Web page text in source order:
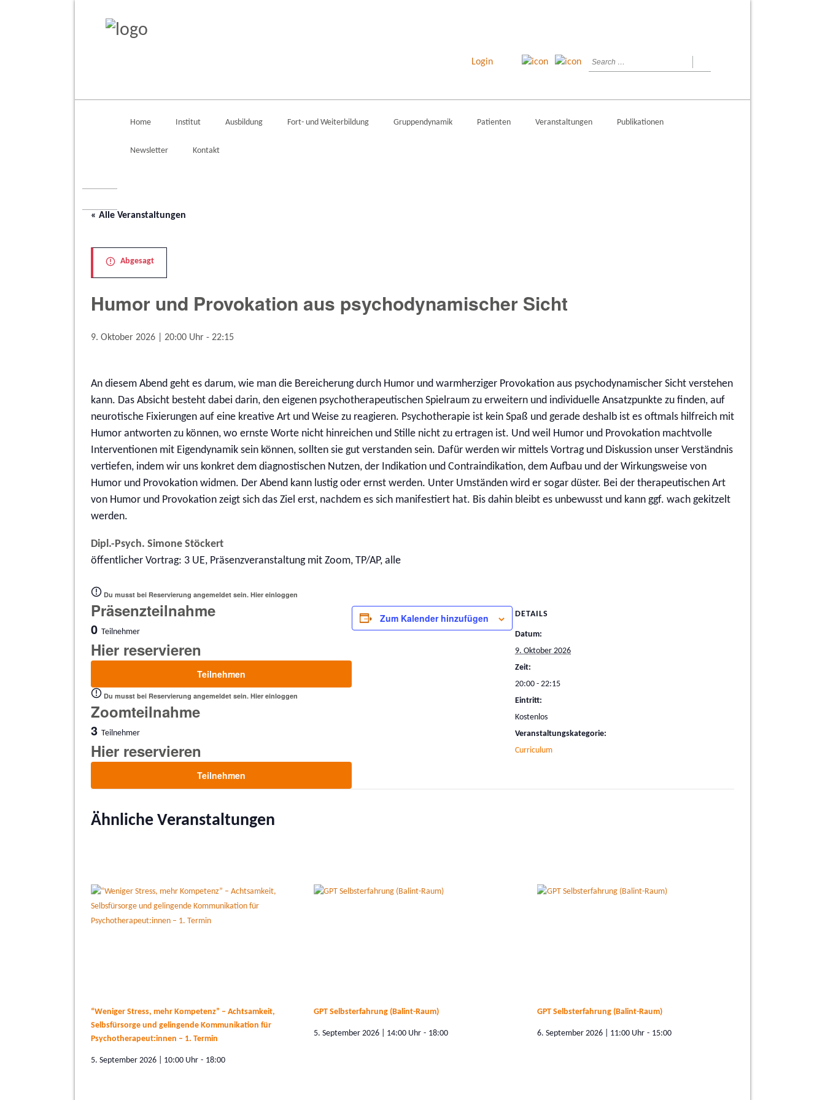
Login
Home Institut Ausbildung Fort- und Weiterbildung Gruppendynamik Patienten Veranstaltungen Publikationen
Newsletter Kontakt
« Alle Veranstaltungen
Abgesagt
Humor und Provokation aus psychodynamischer Sicht
9. Oktober 2026 | 20:00 - 22:15
An diesem Abend geht es darum, wie man die Bereicherung durch Humor und warmherziger Provokation aus psychodynamischer Sicht verstehen
kann. Das Absicht besteht dabei darin, den eigenen psychotherapeutischen Spielraum zu erweitern und individuelle Ansatzpunkte zu finden, auf
neurotische Fixierungen auf eine kreative Art und Weise zu reagieren. Psychotherapie ist kein Spaß und gerade deshalb ist es oftmals hilfreich mit
Humor antworten zu können, wo ernste Worte nicht hinreichen und Stille nicht zu ertragen ist. Und weil Humor und Provokation machtvolle
Interventionen mit Eigendynamik sein können, sollten sie gut verstanden sein. Dafür werden wir mittels Vortrag und Diskussion unser Verständnis
vertiefen, indem wir uns konkret dem diagnostischen Nutzen, der Indikation und Contraindikation, dem Aufbau und der Wirkungsweise von
Humor und Provokation widmen. Der Abend kann lustig oder ernst werden. Unter Umständen wird er sogar düster. Bei der therapeutischen Art
von Humor und Provokation zeigt sich das Ziel erst, nachdem es sich manifestiert hat. Bis dahin bleibt es unbewusst und kann ggf. wach gekitzelt
werden.
Dipl.-Psych. Simone Stöckert
öffentlicher Vortrag: 3 UE, Präsenzveranstaltung mit Zoom, TP/AP, alle
Du musst bei Reservierung angemeldet sein. Hier einloggen
Präsenzteilnahme
0 Teilnehmer
Hier reservieren
Teilnehmen
Du musst bei Reservierung angemeldet sein. Hier einloggen
Zoomteilnahme
3 Teilnehmer
Hier reservieren
Teilnehmen
Zum Kalender hinzufügen DETAILS
Datum:
9. Oktober 2026
Zeit:
20:00 - 22:15
Eintritt:
Kostenlos
Veranstaltungskategorie:
Curriculum
Ähnliche Veranstaltungen
“Weniger Stress, mehr Kompetenz” – Achtsamkeit,
Selbsfürsorge und gelingende Kommunikation für
Psychotherapeut:innen – 1. Termin
5. September 2026 | 10:00 - 18:00
GPT Selbsterfahrung (Balint-Raum)
5. September 2026 | 14:00 - 18:00
GPT Selbsterfahrung (Balint-Raum)
6. September 2026 | 11:00 - 15:00